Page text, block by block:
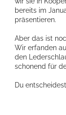
bereits im
präsentieren.
Aber das ist
Wir erfanden
den
schonend für
Du